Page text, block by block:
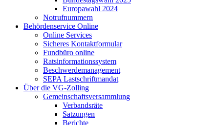
Europawahl 2024
Notrufnummern
Behördenservice Online
Online Services
Sicheres Kontaktformular
Fundbüro online
Ratsinformationssystem
Beschwerdemanagement
SEPA Lastschriftmandat
Über die VG-Zolling
Gemeinschaftsversammlung
Verbandsräte
Satzungen
Berichte